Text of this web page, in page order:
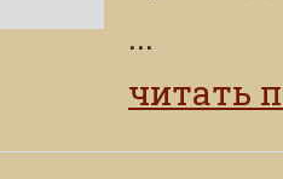
...
читать